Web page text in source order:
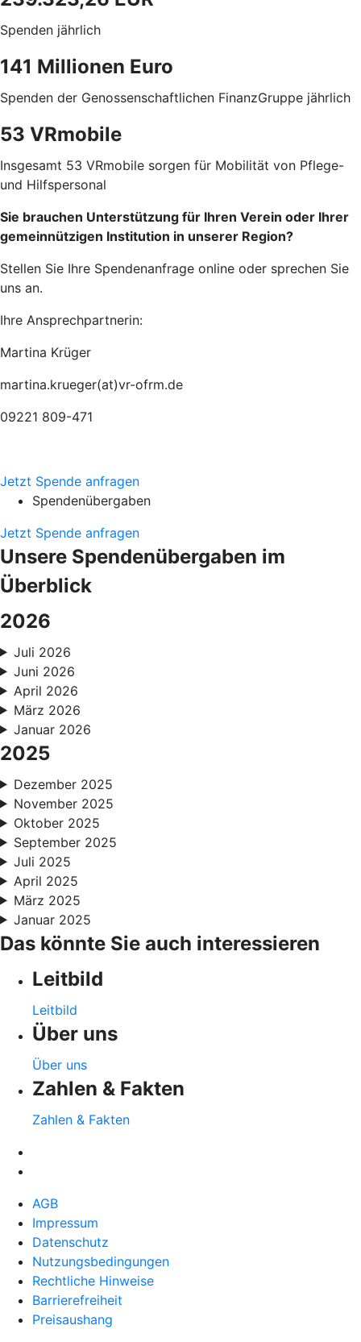
Spenden jährlich
141 Millionen Euro
Spenden der Genossenschaftlichen FinanzGruppe jährlich
53 VRmobile
Insgesamt 53 VRmobile sorgen für Mobilität von Pflege-
und Hilfspersonal
Sie brauchen Unterstützung für Ihren Verein oder Ihrer
gemeinnützigen Institution in unserer Region?
Stellen Sie Ihre Spendenanfrage online oder sprechen Sie
uns an.
Ihre Ansprechpartnerin:
Martina Krüger
martina.krueger(at)vr-ofrm.de
09221 809-471
Jetzt Spende anfragen
Spendenübergaben
Jetzt Spende anfragen
Unsere Spendenübergaben im
Überblick
2026
Juli 2026
Juni 2026
April 2026
März 2026
Januar 2026
2025
Dezember 2025
November 2025
Oktober 2025
September 2025
Juli 2025
April 2025
März 2025
Januar 2025
Das könnte Sie auch interessieren
Leitbild
Leitbild
Über uns
Über uns
Zahlen & Fakten
Zahlen & Fakten
AGB
Impressum
Datenschutz
Nutzungsbedingungen
Rechtliche Hinweise
Barrierefreiheit
Preisaushang